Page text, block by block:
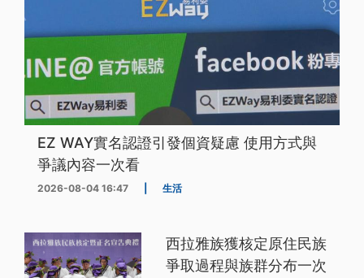
EZ WAY實名認證引發個資疑慮 使用方式與
爭議內容一次看
2026-08-04 16:47 生活
西拉雅族獲核定原住民族
爭取過程與族群分布一次